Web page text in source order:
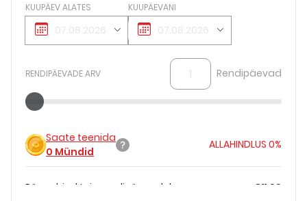
KUUPÄEV ALATES KUUPÄEVANI
RENDIPÄEVADE ARV Rendipäevad
Saate teenida
0 Mündid
ALLAHINDLUS 0%
Päevahind teie rendipäevadele €11.00